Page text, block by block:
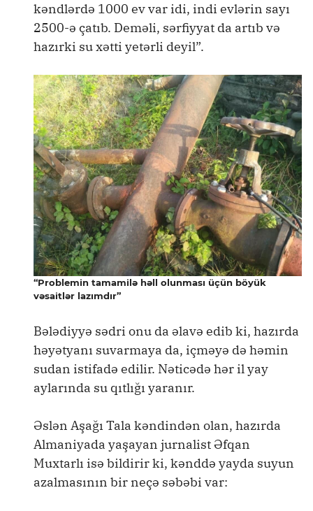
kəndlərdə 1000 ev var idi, indi evlərin sayı
2500-ə çatıb. Deməli, sərfiyyat da artıb və
hazırki su xətti yetərli deyil”.
“Problemin tamamilə həll olunması üçün böyük
vəsaitlər lazımdır”
Bələdiyyə sədri onu da əlavə edib ki, hazırda
həyətyanı suvarmaya da, içməyə də həmin
sudan istifadə edilir. Nəticədə hər il yay
aylarında su qıtlığı yaranır.
Əslən Aşağı Tala kəndindən olan, hazırda
Almaniyada yaşayan jurnalist Əfqan
Muxtarlı isə bildirir ki, kənddə yayda suyun
azalmasının bir neçə səbəbi var: